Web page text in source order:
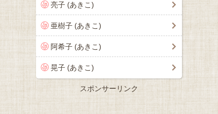
亮子 (あきこ)
亜樹子 (あきこ)
阿希子 (あきこ)
晃子 (あきこ)
スポンサーリンク